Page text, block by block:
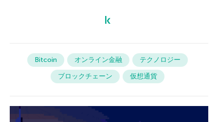
Bitcoin オンライン金融
テクノロジー
ブロックチェーン
仮想通貨